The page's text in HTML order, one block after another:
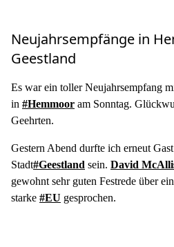
Neujahrsempfänge in
Geestland
Es war ein toller Neujahrsempfang
in #Hemmoor am Sonntag.
Geehrten.
Gestern Abend durfte ich erneut
Stadt#Geestland sein. David
gewohnt sehr guten Festrede über
starke #EU gesprochen.